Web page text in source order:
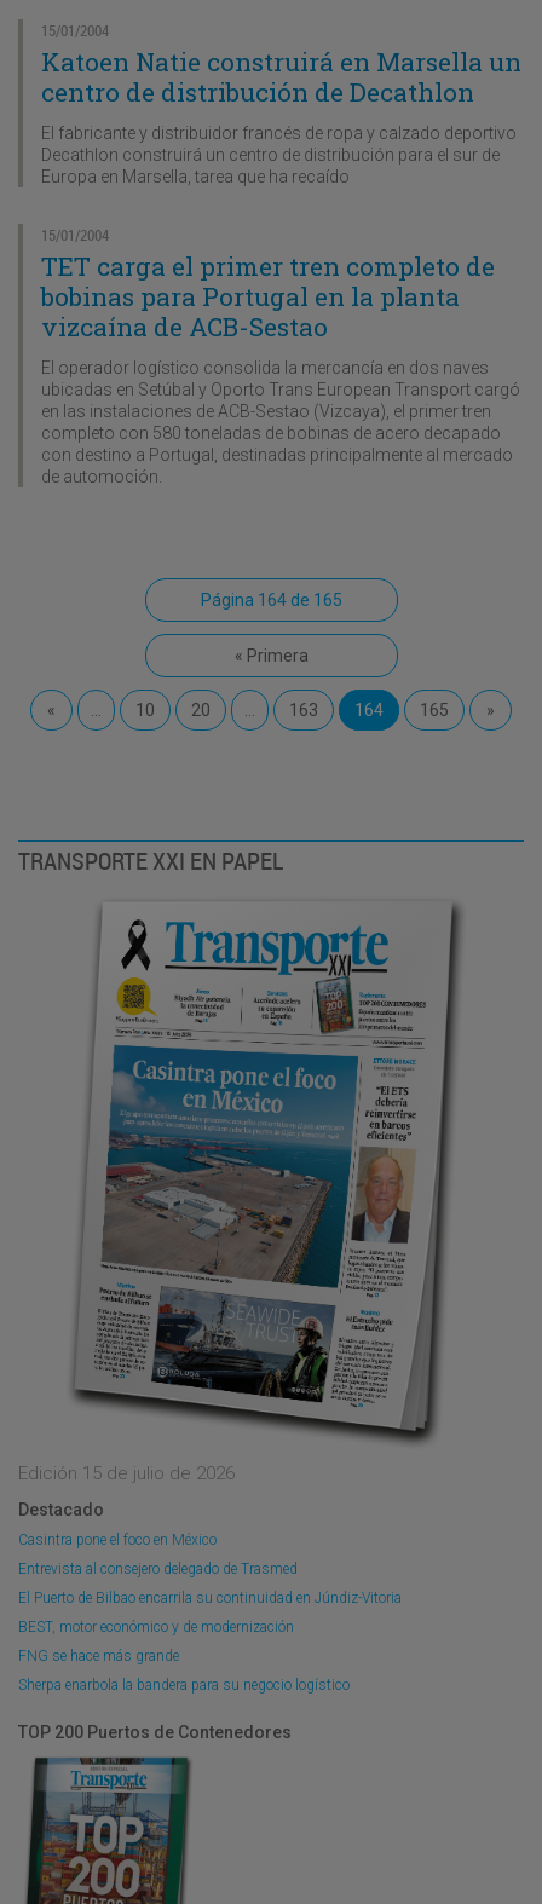
15/01/2004
Katoen Natie construirá en Marsella un
centro de distribución de Decathlon
El fabricante y distribuidor francés de ropa y calzado deportivo
Decathlon construirá un centro de distribución para el sur de
Europa en Marsella, tarea que ha recaído
15/01/2004
TET carga el primer tren completo de
bobinas para Portugal en la planta
vizcaína de ACB-Sestao
El operador logístico consolida la mercancía en dos naves
ubicadas en Setúbal y Oporto Trans European Transport cargó
en las instalaciones de ACB-Sestao (Vizcaya), el primer tren
completo con 580 toneladas de bobinas de acero decapado
con destino a Portugal, destinadas principalmente al mercado
de automoción.
Página 164 de 165
« Primera
« 10 20 163 164 165 »
TRANSPORTE XXI EN PAPEL
Edición 15 de julio de 2026
Destacado
Casintra pone el foco en México
Entrevista al consejero delegado de Trasmed
El Puerto de Bilbao encarrila su continuidad en Júndiz-Vitoria
BEST, motor económico y de modernización
FNG se hace más grande
Sherpa enarbola la bandera para su negocio logístico
TOP 200 Puertos de Contenedores